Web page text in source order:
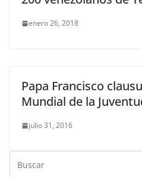
enero 26, 2018
Papa Francisco
Mundial de la
julio 31, 2016